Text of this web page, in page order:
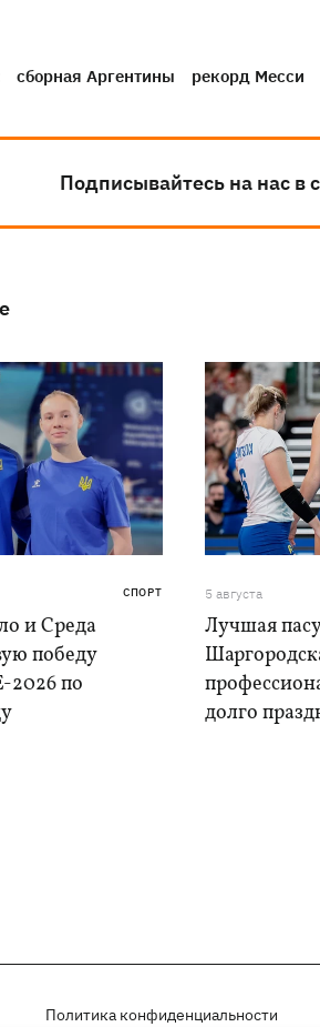
сборная Аргентины рекорд Месси
Подписывайтесь на нас в
СПОРТ
и Среда
победу
2026 по
5 августа
Лучшая
долго
Политика конфиденциальности